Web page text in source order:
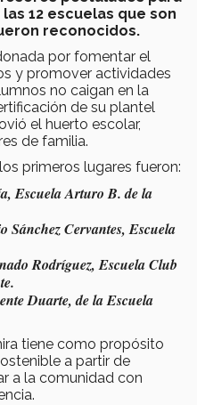
12 escuelas que son
reconocidos.
por fomentar el
y promover actividades
no caigan en la
de su plantel
el huerto escolar,
de familia.
primeros lugares fueron:
Escuela Arturo B. de la
Sánchez Cervantes, Escuela
Rodríguez, Escuela Club
Duarte, de la Escuela
tiene como propósito
a partir de
a la comunidad con